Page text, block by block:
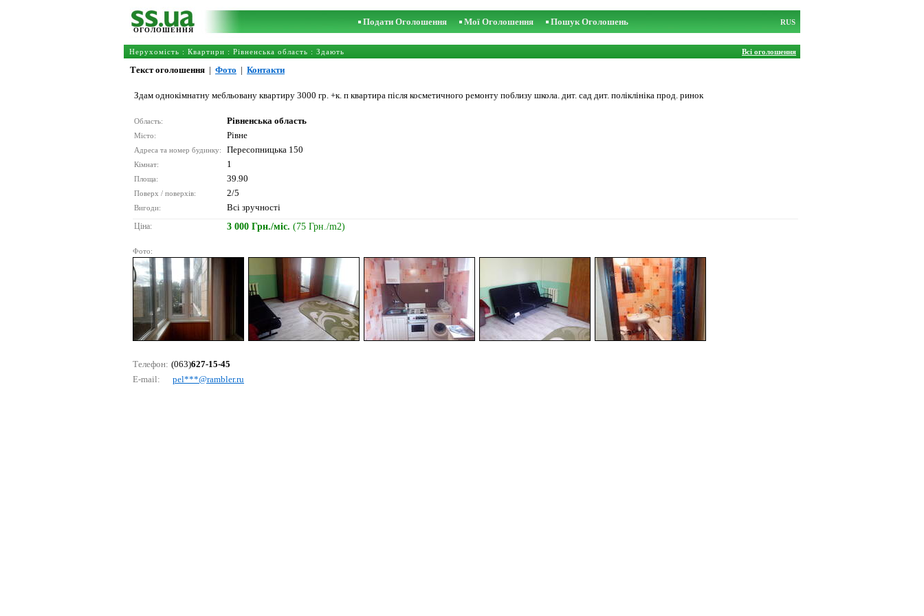
ОГОЛОШЕННЯ
Подати Оголошення Мої Оголошення Пошук Оголошень RUS
Нерухомість : Квартири : Рівненська область : Здають Всі оголошення
Текст оголошення | Фото | Контакти
Здам однокімнатну мебльовану квартиру 3000 гр. +к. п квартира після косметичного ремонту поблизу школа. дит. сад дит. поліклініка прод. ринок
Область: Рівненська область
Місто: Рівне
Адреса та номер будинку: Пересопницька 150
Кімнат: 1
Площа: 39.90
Поверх / поверхів: 2/5
Вигоди: Всі зручності
Ціна: 3 000 Грн./міс. (75 Грн./m2)
Фото:
Телефон: (063)627-15-45
E-mail:
реl***@rаmblеr.ru